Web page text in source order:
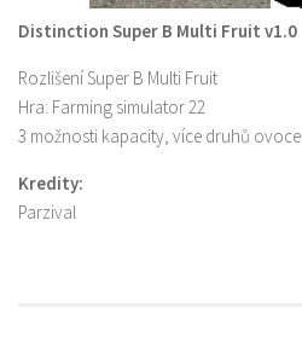
Distinction Super B Multi Fruit v1.0
Rozlišení Super B Multi Fruit
Hra: Farming simulator 22
3 možnosti kapacity, více druhů ovoce
Kredity:
Parzival